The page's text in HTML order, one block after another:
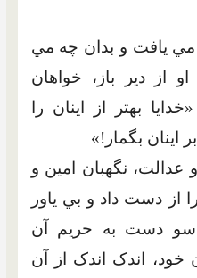
مي يافت و بدان چه مي
از دير باز، خواهان
بهتر از اينان را
اينان بگمار!»
نگهبان امين و
از دست داد و بي ياور
سو دست به حريم آن
خود، اندک اندک از آن